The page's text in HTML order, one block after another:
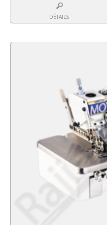
DÉTAILS